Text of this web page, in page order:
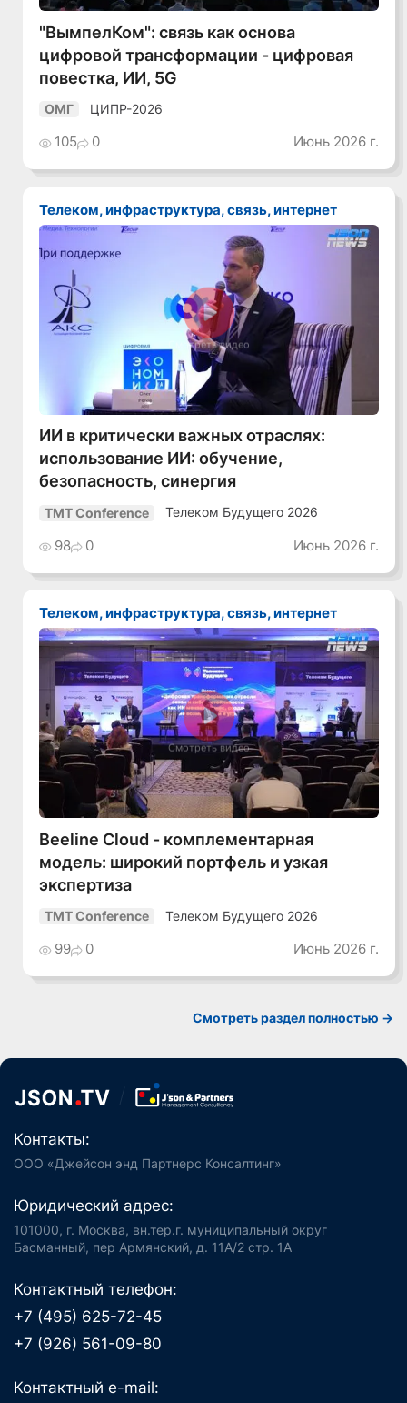
"ВымпелКом": связь как основа
цифровой трансформации - цифровая
повестка, ИИ, 5G
ОМГ ЦИПР-2026
105 0 Июнь 2026 г.
Телеком, инфраструктура, связь, интернет
Смотреть видео
ИИ в критически важных отраслях:
использование ИИ: обучение,
безопасность, синергия
TMT Conference Телеком Будущего 2026
98 0 Июнь 2026 г.
Телеком, инфраструктура, связь, интернет
Смотреть видео
Beeline Cloud - комплементарная
модель: широкий портфель и узкая
экспертиза
TMT Conference Телеком Будущего 2026
99 0 Июнь 2026 г.
Смотреть раздел полностью ->
Контакты:
ООО «Джейсон энд Партнерс Консалтинг»
Юридический адрес:
101000, г. Москва, вн.тер.г. муниципальный округ
Басманный, пер Армянский, д. 11А/2 стр. 1А
Контактный телефон:
+7 (495) 625-72-45
+7 (926) 561-09-80
Контактный e-mail: